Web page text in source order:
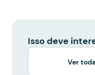
Isso deve
Ver